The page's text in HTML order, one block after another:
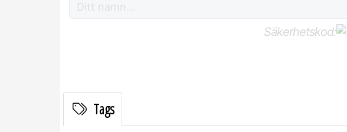
Säkerhetskod:
Tags